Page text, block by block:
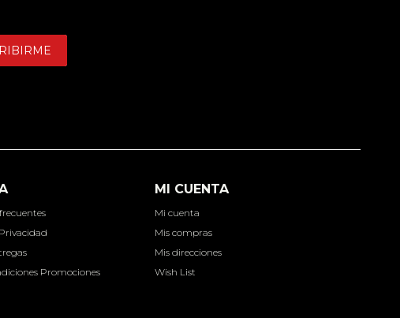
Promociones
MI CUENTA
Mi cuenta
Mis compras
Mis direcciones
Wish List